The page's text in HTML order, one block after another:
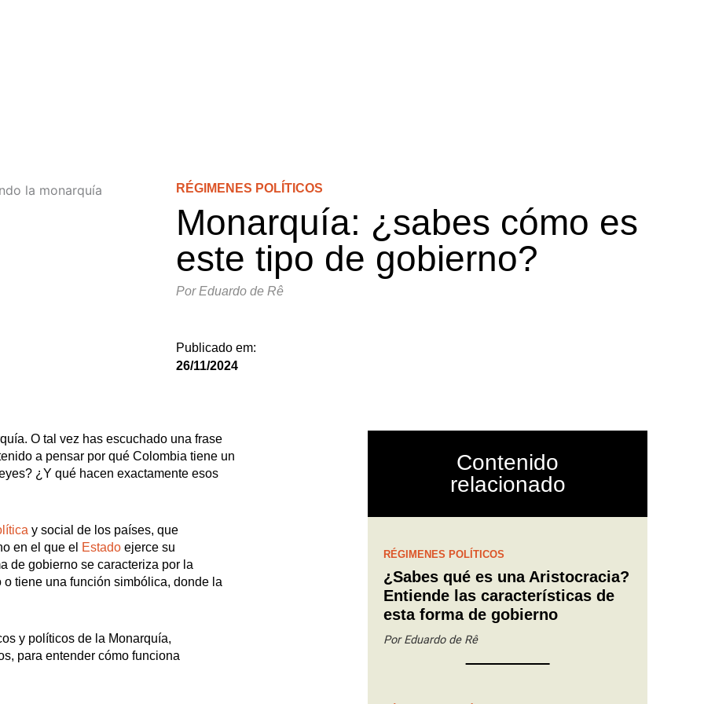
Verde en
El Bogotazo (1948): El
Asesinato que Cambió la
Historia
Colombia Humana: de la
RÉGIMENES POLÍTICOS
Monarquía: ¿sabes cómo es
este tipo de gobierno?
Por Eduardo de Rê
Publicado em:
26/11/2024
O tal vez has escuchado una frase
a pensar por qué Colombia tiene un
¿Y qué hacen exactamente esos
y social de los países, que
en el que el Estado ejerce su
de gobierno se caracteriza por la
tiene una función simbólica, donde la
y políticos de la Monarquía,
para entender cómo funciona
Contenido
relacionado
RÉGIMENES POLÍTICOS
¿Sabes qué es una Aristocracia?
Entiende las características de
esta forma de gobierno
PorEduardo de Rê